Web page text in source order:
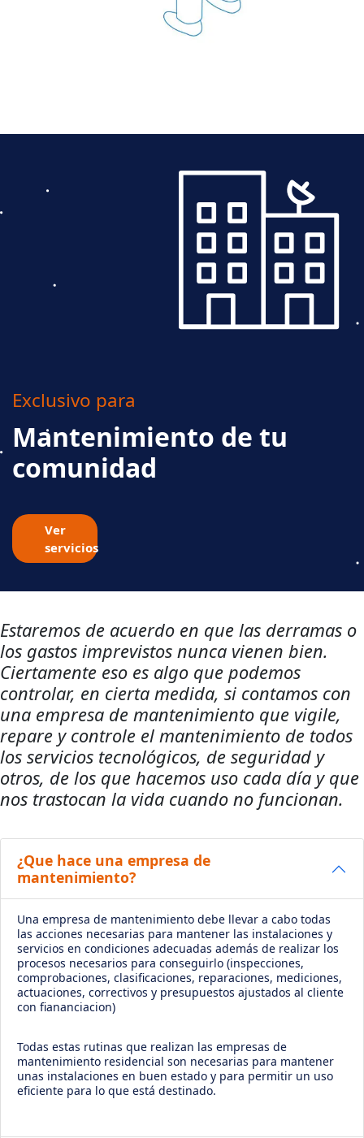
Exclusivo para
Mantenimiento de tu
comunidad
Ver
servicios
Estaremos de acuerdo en que las derramas o
los gastos imprevistos nunca vienen bien.
Ciertamente eso es algo que podemos
controlar, en cierta medida, si contamos con
una empresa de mantenimiento que vigile,
repare y controle el mantenimiento de todos
los servicios tecnológicos, de seguridad y
otros, de los que hacemos uso cada día y que
nos trastocan la vida cuando no funcionan.
¿Que hace una empresa de
mantenimiento?
Una empresa de mantenimiento debe llevar a cabo todas
las acciones necesarias para mantener las instalaciones y
servicios en condiciones adecuadas además de realizar los
procesos necesarios para conseguirlo (inspecciones,
comprobaciones, clasificaciones, reparaciones, mediciones,
actuaciones, correctivos y presupuestos ajustados al cliente
con fiananciacion)
Todas estas rutinas que realizan las empresas de
mantenimiento residencial son necesarias para mantener
unas instalaciones en buen estado y para permitir un uso
eficiente para lo que está destinado.